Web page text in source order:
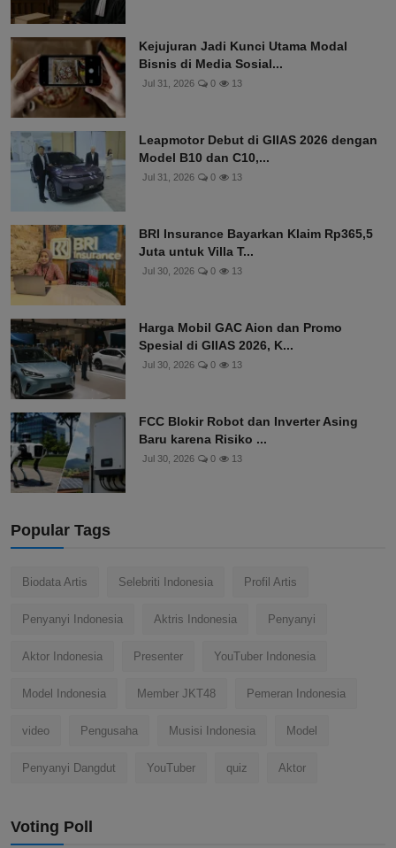
Kejujuran Jadi Kunci Utama Modal
Bisnis di Media Sosial...
Jul 31, 2026 0 13
Leapmotor Debut di GIIAS 2026 dengan
Model B10 dan C10,...
Jul 31, 2026 0 13
BRI Insurance Bayarkan Klaim Rp365,5
Juta untuk Villa T...
Jul 30, 2026 0 13
Harga Mobil GAC Aion dan Promo
Spesial di GIIAS 2026, K...
Jul 30, 2026 0 13
FCC Blokir Robot dan Inverter Asing
Baru karena Risiko ...
Jul 30, 2026 0 13
Popular Tags
Biodata Artis Selebriti Indonesia Profil Artis
Penyanyi Indonesia Aktris Indonesia Penyanyi
Aktor Indonesia Presenter YouTuber Indonesia
Model Indonesia Member JKT48 Pemeran Indonesia
video Pengusaha Musisi Indonesia Model
Penyanyi Dangdut YouTuber quiz Aktor
Voting Poll